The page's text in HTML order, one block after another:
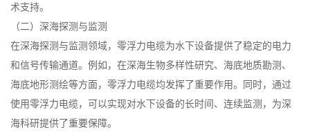
术支持。
（二）深海探测与监测
在深海探测与监测领域，零浮力电缆为水下设备提供了稳定的电力
和信号传输通道。例如，在深海生物多样性研究、海底地质勘测、
海底地形测绘等方面，零浮力电缆均发挥了重要作用。同时，通过
使用零浮力电缆，可以实现对水下设备的长时间、连续监测，为深
海科研提供了重要保障。